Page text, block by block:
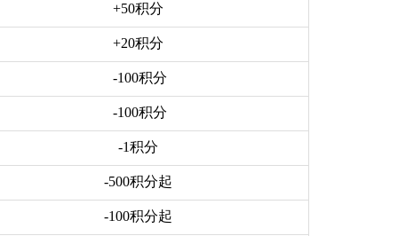
+50积分
+20积分
-100积分
-100积分
-1积分
-500积分起
-100积分起